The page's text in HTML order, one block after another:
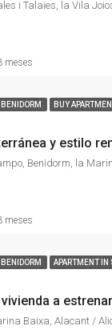
meses
BUY
meses
APARTMENT IN